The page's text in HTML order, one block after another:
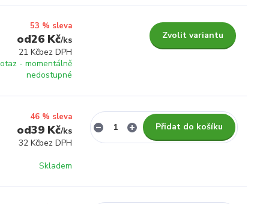
53 % sleva
26 Kč/ks
21 Kčbez DPH
- momentálně
nedostupné
Zvolit variantu
46 % sleva
39 Kč/ks
32 Kčbez DPH
Skladem
Přidat do košíku